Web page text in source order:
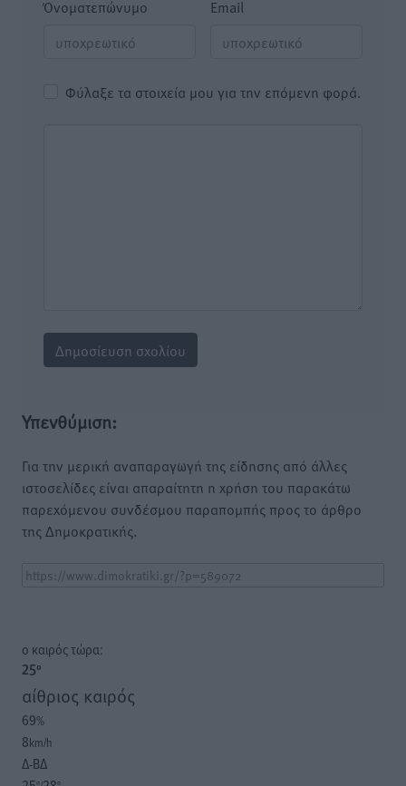
Όνοματεπώνυμο Email
Φύλαξε τα στοιχεία μου για την επόμενη φορά.
Υπενθύμιση:
Για την μερική αναπαραγωγή της είδησης από άλλες
ιστοσελίδες είναι απαραίτητη η χρήση του παρακάτω
παρεχόμενου συνδέσμου παραπομπής προς το άρθρο
της Δημοκρατικής.
o καιρός τώρα:
25°
αίθριος καιρός
69%
8km/h
Δ-ΒΔ